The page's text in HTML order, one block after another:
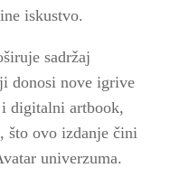
iskustvo.
sadržaj
donosi nove igrive
digitalni artbook,
što ovo izdanje čini
univerzuma.